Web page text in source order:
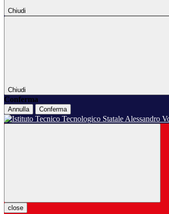
Chiudi
Chiudi
Conferma
Annulla Conferma
close